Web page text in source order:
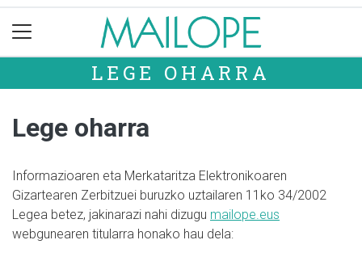
LEGE OHARRA
Lege oharra
Informazioaren eta Merkataritza Elektronikoaren
Gizartearen Zerbitzuei buruzko uztailaren 11ko 34/2002
Legea betez, jakinarazi nahi dizugu mailope.eus
webgunearen titularra honako hau dela: